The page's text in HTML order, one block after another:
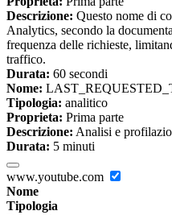
Descrizione: Questo nome di
Analytics, secondo la
frequenza delle richieste,
traffico.
Durata: 60 secondi
Nome:
Tipologia: analitico
Proprieta: Prima parte
Descrizione: Analisi e
Durata: 5 minuti
www.youtube.com
Nome
Tipologia